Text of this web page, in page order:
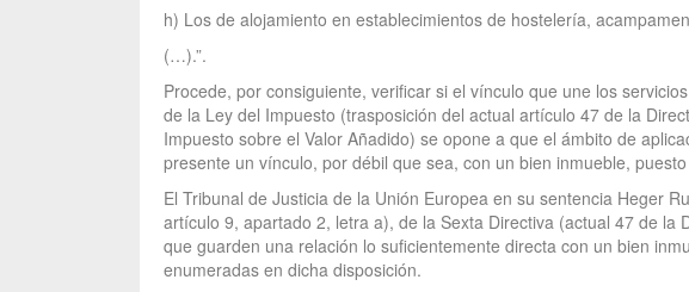
h) Los de alojamiento en establecimientos de hostelería,
(…).”.
Procede, por consiguiente, verificar si el vínculo que une los
de la Ley del Impuesto (trasposición del actual artículo 47 de la
Impuesto sobre el Valor Añadido) se opone a que el ámbito de
presente un vínculo, por débil que sea, con un bien inmueble,
El Tribunal de Justicia de la Unión Europea en su sentencia Heger
artículo 9, apartado 2, letra a), de la Sexta Directiva (actual 47 de
que guarden una relación lo suficientemente directa con un bien
enumeradas en dicha disposición.